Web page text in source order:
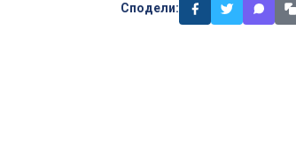
Сподели: